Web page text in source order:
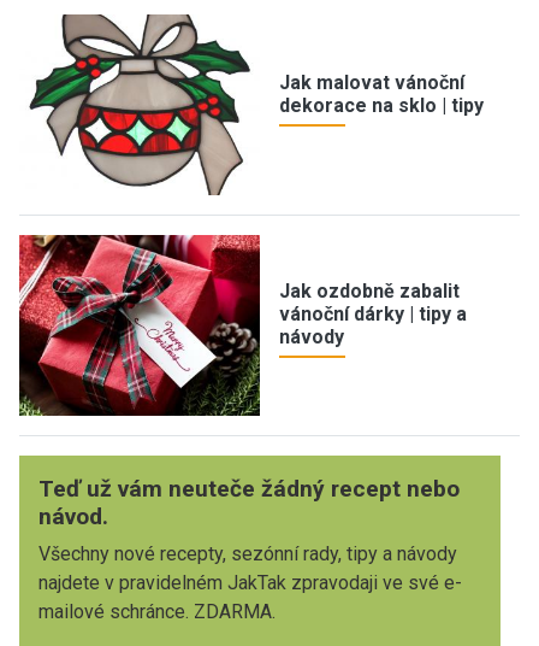
Jak malovat vánoční
dekorace na sklo | tipy
Jak ozdobně zabalit
vánoční dárky | tipy a
návody
Teď už vám neuteče žádný recept nebo
návod.
Všechny nové recepty, sezónní rady, tipy a návody
najdete v pravidelném JakTak zpravodaji ve své e-
mailové schránce. ZDARMA.